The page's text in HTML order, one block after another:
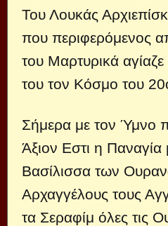
Του Λουκάς
που περιφερόμενος
του Μαρτυρικά
του τον Κόσμο του
Σήμερα με τον Ύμνο
Άξιον Εστι η Παναγία
Βασίλισσα των
Αρχαγγέλους τους
τα Σεραφίμ όλες τις